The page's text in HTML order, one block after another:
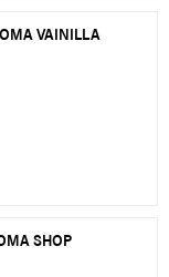
VAINILLA
SHOP